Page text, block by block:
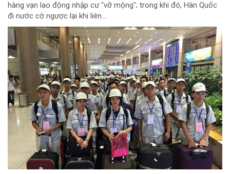
hàng vạn lao động nhập cư "vỡ mộng"; trong khi đó, Hàn Quốc
đi nước cờ ngược lại khi liên...